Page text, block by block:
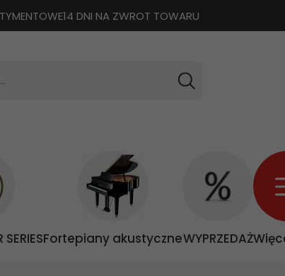
14 DNI NA ZWROT TOWARU
Fortepiany akustyczneWYPRZEDAŻ